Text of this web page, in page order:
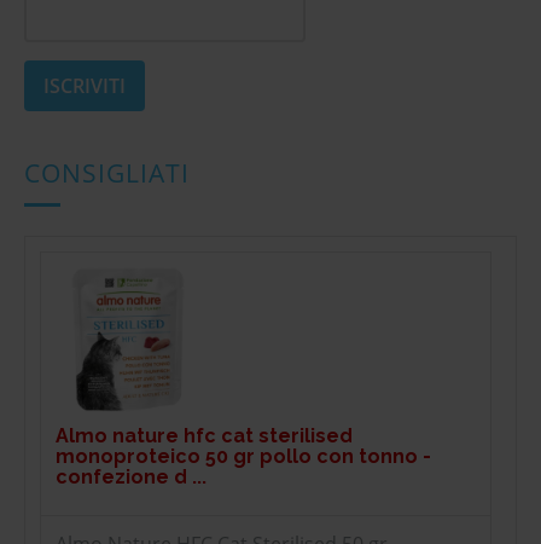
CONSIGLIATI
Almo nature hfc cat sterilised
monoproteico 50 gr pollo con tonno -
confezione d ...